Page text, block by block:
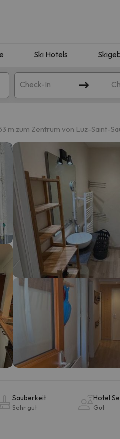
Ski Hotels
Check-In
Suche entsprechen.
Sobald er seinen Kompass
m zum Zentrum von Luz-Saint-
Sauberkeit
Sehr gut
Hotel
Gut